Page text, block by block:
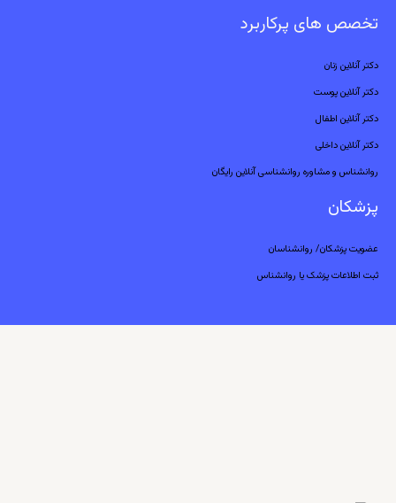
تخصص های پرکاربرد
دکتر آنلاین زنان
دکتر آنلاین پوست
دکتر آنلاین اطفال
دکتر آنلاین داخلی
روانشناس و مشاوره روانشناسی آنلاین رایگان
پزشکان
عضویت پزشکان/ روانشناسان
ثبت اطلاعات پزشک یا روانشناس